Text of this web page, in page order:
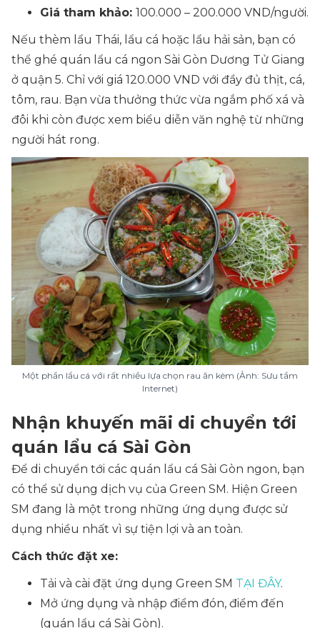
Giá tham khảo: 100.000 – 200.000 VND/người.
Nếu thèm lẩu Thái, lẩu cá hoặc lẩu hải sản, bạn có
thể ghé quán lẩu cá ngon Sài Gòn Dương Tử Giang
ở quận 5. Chỉ với giá 120.000 VND với đầy đủ thịt, cá,
tôm, rau. Bạn vừa thưởng thức vừa ngắm phố xá và
đôi khi còn được xem biểu diễn văn nghệ từ những
người hát rong.
Một phần lẩu cá với rất nhiều lựa chọn rau ăn kèm (Ảnh: Sưu tầm
Internet)
Nhận khuyến mãi di chuyển tới
quán lẩu cá Sài Gòn
Để di chuyển tới các quán lẩu cá Sài Gòn ngon, bạn
có thể sử dụng dịch vụ của Green SM. Hiện Green
SM đang là một trong những ứng dụng được sử
dụng nhiều nhất vì sự tiện lợi và an toàn.
Cách thức đặt xe:
Tải và cài đặt ứng dụng Green SM TẠI ĐÂY.
Mở ứng dụng và nhập điểm đón, điểm đến
(quán lẩu cá Sài Gòn).